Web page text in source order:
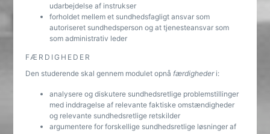
udarbejdelse af instrukser
forholdet mellem et sundhedsfagligt ansvar som
autoriseret sundhedsperson og at tjenesteansvar som
som administrativ leder
FÆRDIGHEDER
Den studerende skal gennem modulet opnå færdighederi:
analysere og diskutere sundhedsretlige problemstillinger
med inddragelse af relevante faktiske omstændigheder
og relevante sundhedsretlige retskilder
argumentere for forskellige sundhedsretlige løsninger af